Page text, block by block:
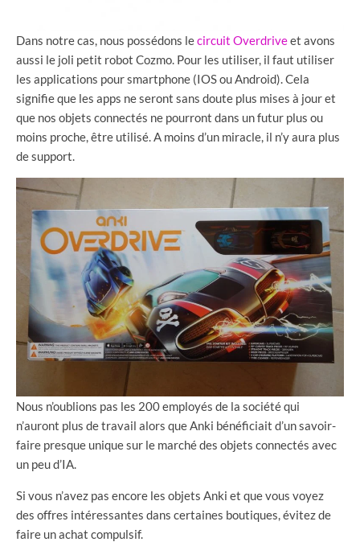
Dans notre cas, nous possédons lecircuit Overdriveet avons
aussi le joli petit robot Cozmo. Pour les utiliser, il faut utiliser
les applications pour smartphone (IOS ou Android). Cela
signifie que les apps ne seront sans doute plus mises à jour et
que nos objets connectés ne pourront dans un futur plus ou
moins proche, être utilisé. A moins d’un miracle, il n’y aura plus
de support.
Nous n’oublions pas les 200 employés de la société qui
n’auront plus de travail alors que Anki bénéficiait d’un savoir-
faire presque unique sur le marché des objets connectés avec
un peu d’IA.
Si vous n’avez pas encore les objets Anki et que vous voyez
des offres intéressantes dans certaines boutiques, évitez de
faire un achat compulsif.